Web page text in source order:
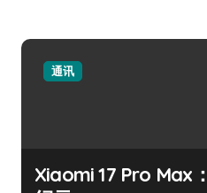
通讯
Xiaomi 17 Pro Max